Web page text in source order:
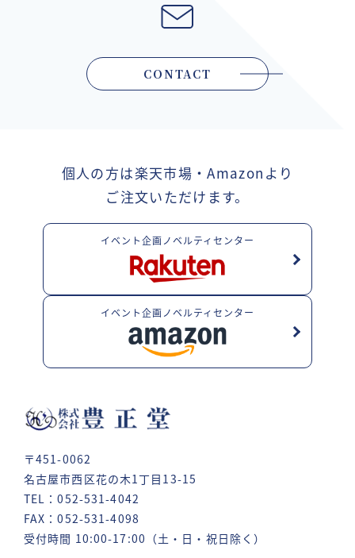
CONTACT
〒451-0062
名古屋市西区花の木1丁目13-15
TEL：052-531-4042
FAX：052-531-4098
受付時間 10:00-17:00（土・日・祝日除く）
個人の方は楽天市場・Amazonより
ご注文いただけます。
イベント企画ノベルティセンター
イベント企画ノベルティセンター